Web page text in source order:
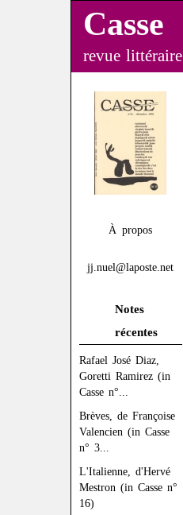
Casse
revue littéraire
À propos
jj.nuel@laposte.net
Notes
récentes
Rafael José Diaz,
Goretti Ramirez (in
Casse n°...
Brèves, de Françoise
Valencien (in Casse
n° 3...
L'Italienne, d'Hervé
Mestron (in Casse n°
16)